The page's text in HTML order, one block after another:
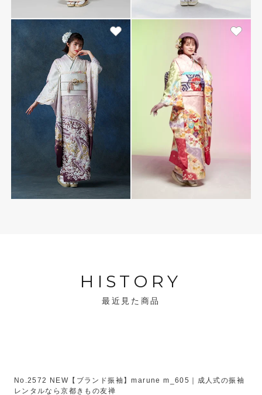
HISTORY
最近見た商品
No.2572 NEW【ブランド振袖】marune m_605｜成人式の振袖
レンタルなら京都きもの友禅